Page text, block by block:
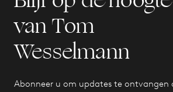
van Tom
Wesselmann
Abonneer u om updates te ontvangen